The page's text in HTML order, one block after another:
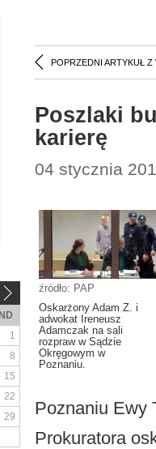
POPRZEDNI ARTYKUŁ Z
Poszlaki
karierę
04 stycznia
źródło: PAP
Oskarżony Adam Z. i
adwokat Ireneusz
Adamczak na sali
rozpraw w Sądzie
Okręgowym w
Poznaniu.
Poznaniu Ewy
Prokuratora
ND
1
8
15
22
29